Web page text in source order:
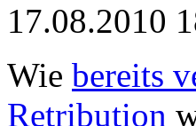
17.08.2010
Wie bereits
Retribution